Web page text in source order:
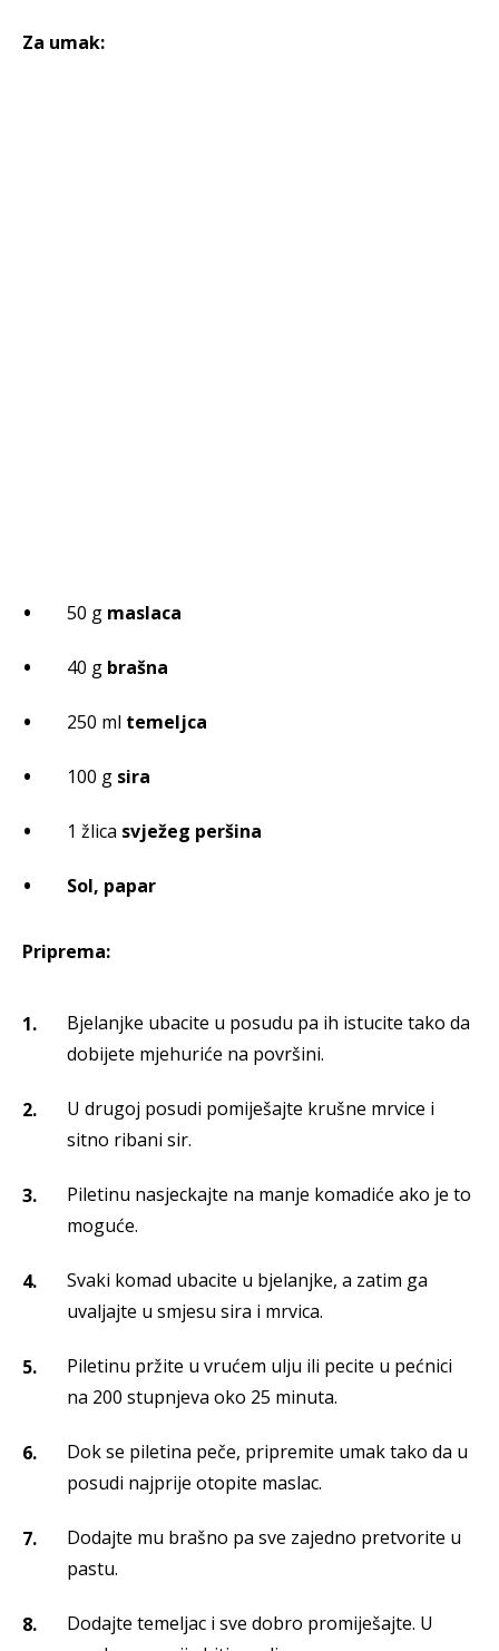
Za umak:
50 g maslaca
40 g brašna
250 ml temeljca
100 g sira
1 žlica svježeg peršina
Sol, papar
Priprema:
Bjelanjke ubacite u posudu pa ih istucite tako da
dobijete mjehuriće na površini.
U drugoj posudi pomiješajte krušne mrvice i
sitno ribani sir.
Piletinu nasjeckajte na manje komadiće ako je to
moguće.
Svaki komad ubacite u bjelanjke, a zatim ga
uvaljajte u smjesu sira i mrvica.
Piletinu pržite u vrućem ulju ili pecite u pećnici
na 200 stupnjeva oko 25 minuta.
Dok se piletina peče, pripremite umak tako da u
posudi najprije otopite maslac.
Dodajte mu brašno pa sve zajedno pretvorite u
pastu.
Dodajte temeljac i sve dobro promiješajte. U